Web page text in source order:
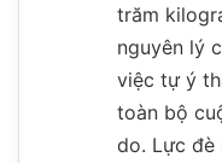
trăm
nguyên lý
việc tự ý
toàn bộ
do. Lực đè